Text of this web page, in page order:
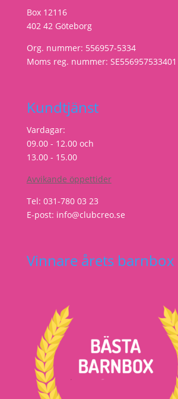
Box 12116
402 42 Göteborg
Org. nummer: 556957-5334
Moms reg. nummer: SE556957533401
Kundtjänst
Vardagar:
09.00 - 12.00 och
13.00 - 15.00
Avvikande öppettider
Tel: 031-780 03 23
E-post: info@clubcreo.se
Vinnare årets barnbox